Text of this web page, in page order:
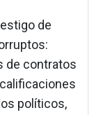
de
de contratos
políticos,